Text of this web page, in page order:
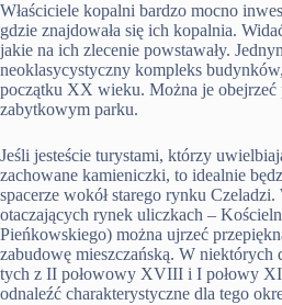
Właściciele kopalni bardzo mocno
gdzie znajdowała się ich kopalnia.
jakie na ich zlecenie powstawały.
neoklasycystyczny kompleks
początku XX wieku. Można je
zabytkowym parku.
Jeśli jesteście turystami, którzy
zachowane kamieniczki, to idealnie
spacerze wokół starego rynku Czeladzi.
otaczających rynek uliczkach –
Pieńkowskiego) można ujrzeć
zabudowę mieszczańską. W niektórych
tych z II połowowy XVIII i I połowy
odnaleźć charakterystyczne dla tego